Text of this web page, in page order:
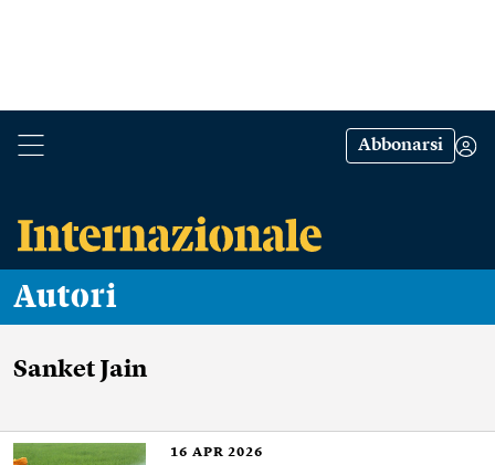
Abbonarsi
Autori
Sanket Jain
16 APR 2026